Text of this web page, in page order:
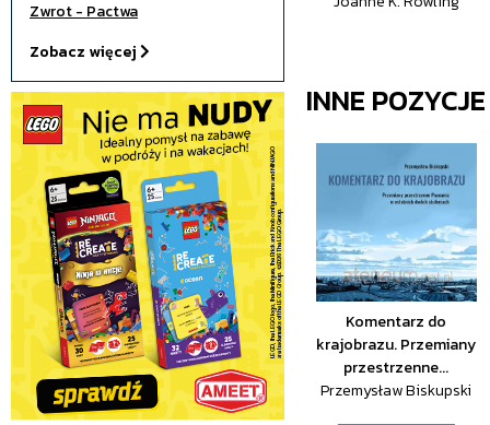
Zwrot - Pactwa
Zobacz więcej
INNE
Komentarz do
krajobrazu. Przemiany
przestrzenne...
Przemysław Biskupski